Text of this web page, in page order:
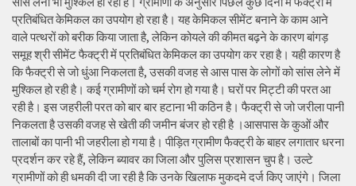
प्रतिबंधित केमिकल का उपयोग हो रहा है। यह केमिकल सीमेंट बनाने के काम आने
वाले पत्थरों को बरीक किया जाता है, लेकिन कोयले की कीमत बढ़ने के कारण बांगड़
समूह श्री सीमेंट फैक्ट्री में प्रतिबंधित केमिकल का उपयोग कर रहा है। यही कारण है
कि फैक्ट्री से जो धुंआ निकलता है, उसकी वजह से आस पास के लोगों को सांस लेने में
मुश्किल हो रही है। कई ग्रामीणों को चर्म रोग हो गया है। घरों पर मिट्टी की परत आ
रही है। इस जहरीली परत को बार बार हटाना भी कठिन है। फैक्ट्री से जो जरीला पानी
निकलता है उसकी वजह से खेती की जमीन बंजर हो रही है ।आसपास के कुओं और
तालाबों का पानी भी जहरीला हो गया है। पीड़ित ग्रामीण फैक्ट्री के बाहर लगातार धरना
प्रदर्शन कर रहे हैं, लेकिन ब्यावर का जिला और पुलिस प्रशासन चुप है। उल्टे
ग्रामीणों को ही धमकी दी जा रही है कि उनके खिलाफ मुकदमे दर्ज किए जाएंगे। जिला